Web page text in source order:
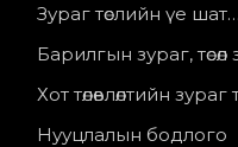
Зураг төслийн үе шат…
Барилгын зураг, төсөл
Хот төлөвлөлтийн зураг
Нууцлалын бодлого